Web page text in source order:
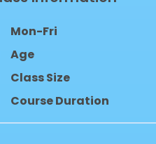
Mon-Fri
Age
Class Size
Course Duration